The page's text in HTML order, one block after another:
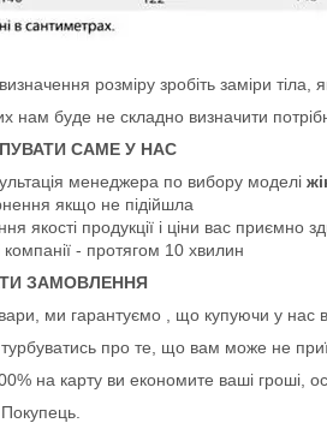
розміру зробіть заміри тіла,
нам буде не складно визначити
САМЕ У НАС
менеджера по вибору моделі
якщо не підійшла
якості продукції і ціни вас приємно
компанії - протягом 10 хвилин
ЗАМОВЛЕННЯ
ми гарантуємо , що купуючи у нас
про те, що вам може не
на карту ви економите ваші гроші,